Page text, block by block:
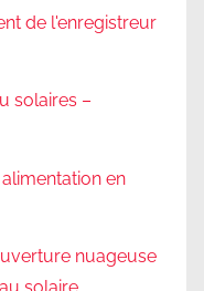
de l'enregistreur
solaires –
en
nuageuse